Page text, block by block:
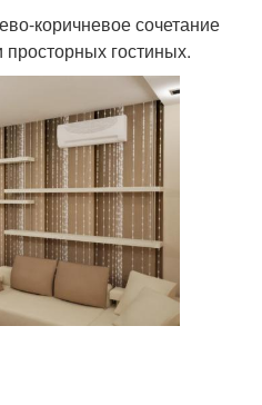
коричневое сочетание
гостиных.